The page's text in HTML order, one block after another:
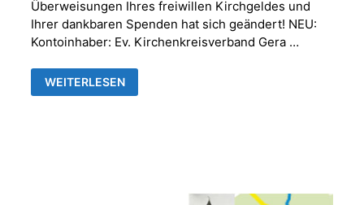
Überweisungen Ihres freiwillen Kirchgeldes und
Ihrer dankbaren Spenden hat sich geändert! NEU:
Kontoinhaber: Ev. Kirchenkreisverband Gera …
NEUE
BANKVERBINDUNG
WEITERLESEN